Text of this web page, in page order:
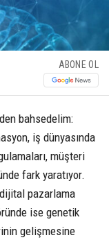
ABONE OL
bahsedelim:
iş dünyasında
müşteri
fark yaratıyor.
pazarlama
ise genetik
gelişmesine